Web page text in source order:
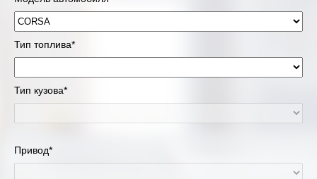
Тип топлива*
Тип кузова*
Привод*